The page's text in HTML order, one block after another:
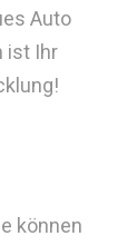
Auto
ist Ihr
können